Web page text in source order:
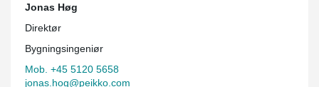
Jonas Høg
Direktør
Bygningsingeniør
Mob. +45 5120 5658
jonas.hog@peikko.com